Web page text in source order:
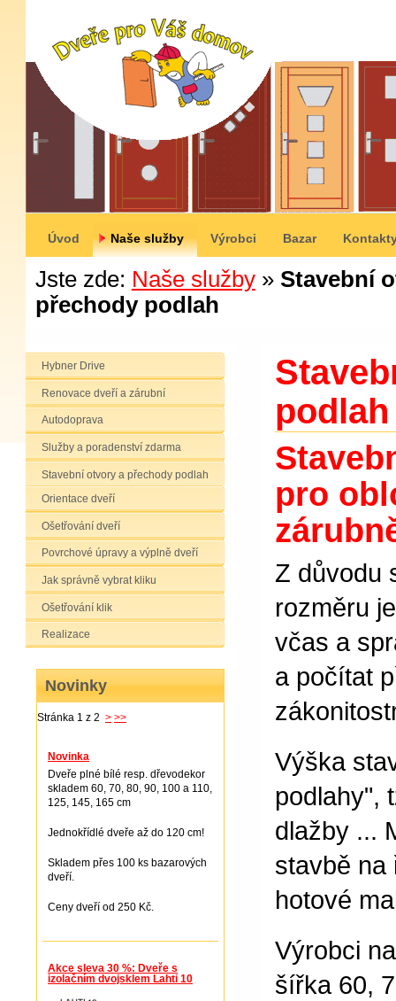
Úvod Naše služby Výrobci Bazar
Jste zde: Naše služby» Stavební
přechody podlah
Hybner Drive
Renovace dveří a zárubní
Autodoprava
Služby a poradenství zdarma
Stavební otvory a přechody podlah
Orientace dveří
Ošetřování dveří
Povrchové úpravy a výplně dveří
Jak správně vybrat kliku
Ošetřování klik
Realizace
Novinky
Stránka 1 z 2 > >>
Novinka
Dveře plné bílé resp. dřevodekor
skladem 60, 70, 80, 90, 100 a 110,
125, 145, 165 cm
Jednokřídlé dveře až do 120 cm!
Skladem přes 100 ks bazarových
dveří.
Ceny dveří od 250 Kč.
Akce sleva 30 %: Dveře s
izolačním dvojsklem Lahti 10
podlah
pro
Z důvodu
rozměru
včas a
a počítat
Výška
podlahy",
dlažby ...
stavbě na
hotové
Výrobci
šířka 60,